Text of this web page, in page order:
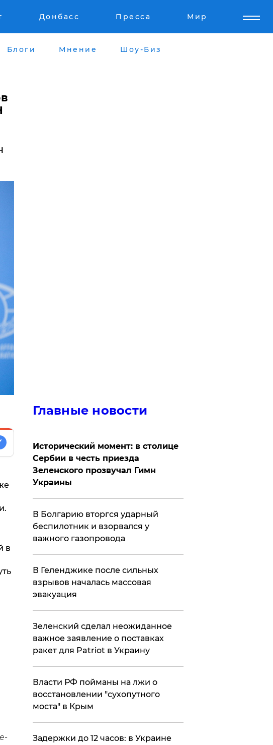
Донбасс Пресса Мир
Блоги Мнение Шоу-Биз
в
Главные новости
Исторический момент: в столице
Сербии в честь приезда
Зеленского прозвучал Гимн
Украины
В Болгарию вторгся ударный
беспилотник и взорвался у
важного газопровода
В Геленджике после сильных
взрывов началась массовая
эвакуация
Зеленский сделал неожиданное
важное заявление о поставках
ракет для Patriot в Украину
Власти РФ пойманы на лжи о
восстановлении "сухопутного
моста" в Крым
Задержки до 12 часов: в Украине